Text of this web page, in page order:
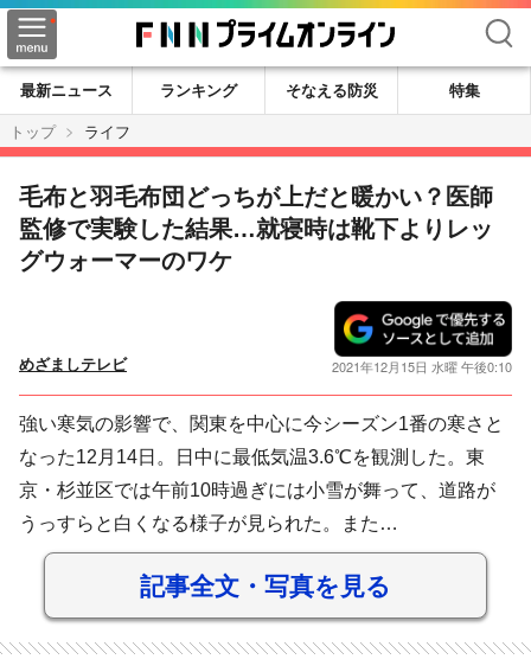
検索
最新ニュース ランキング そなえる防災
特集
トップ
ライフ
毛布と羽毛布団どっちが上だと暖かい？医師
監修で実験した結果…就寝時は靴下よりレッ
グウォーマーのワケ
めざましテレビ 2021年12月15日 水曜 午後0:10
強い寒気の影響で、関東を中心に今シーズン1番の寒さと
なった12月14日。日中に最低気温3.6℃を観測した。東
京・杉並区では午前10時過ぎには小雪が舞って、道路が
うっすらと白くなる様子が見られた。また…
記事全文・写真を見る